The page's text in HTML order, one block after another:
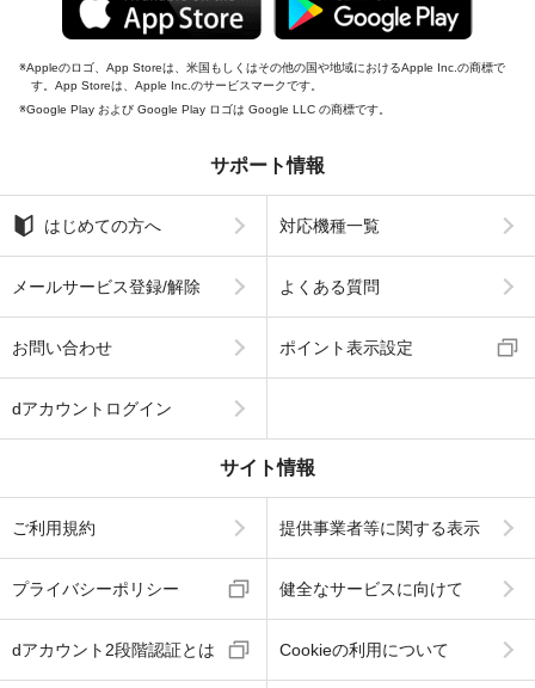
Appleのロゴ、App Storeは、米国もしくはその他の国や地域におけるApple Inc.の商標で
す。App Storeは、Apple Inc.のサービスマークです。
Google Play および Google Play ロゴは Google LLC の商標です。
サポート情報
はじめての方へ 対応機種一覧
メールサービス登録/解除 よくある質問
お問い合わせ ポイント表示設定
dアカウントログイン
サイト情報
ご利用規約 提供事業者等に関する表示
プライバシーポリシー 健全なサービスに向けて
dアカウント2段階認証とは Cookieの利用について